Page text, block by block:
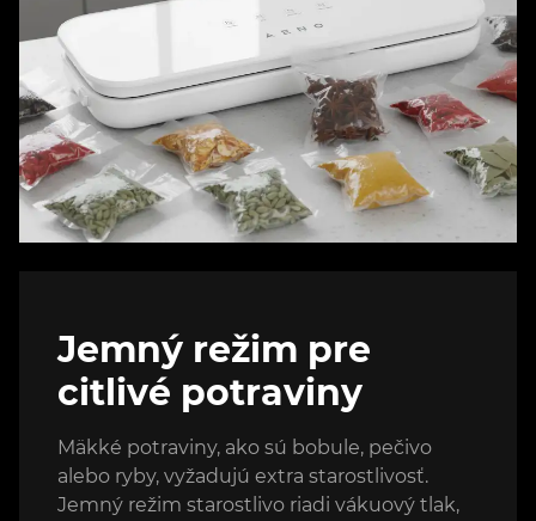
Jemný režim pre
citlivé potraviny
Mäkké potraviny, ako sú bobule, pečivo
alebo ryby, vyžadujú extra starostlivosť.
Jemný režim starostlivo riadi vákuový tlak,